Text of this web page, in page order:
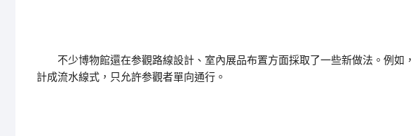
不少博物館還在参觀路線設計、室內展品布置方面採取了一些新做法。例如
計成流水線式，只允許参觀者單向通行。